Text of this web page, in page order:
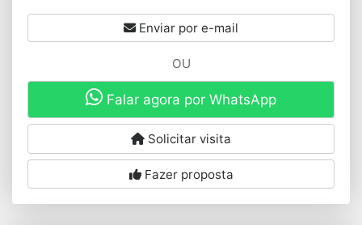
Enviar por e-mail
OU
Falar agora por WhatsApp
Solicitar visita
Fazer proposta